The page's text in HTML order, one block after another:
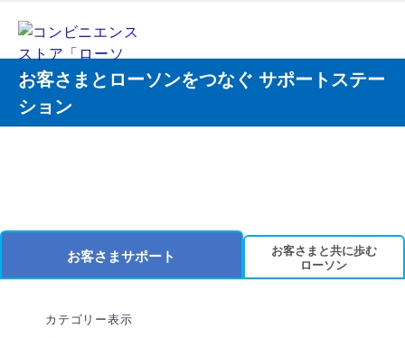
お客さまとローソンをつなぐ サポートステー
ション
お客さまサポート
お客さまと共に歩む
ローソン
カテゴリー表示